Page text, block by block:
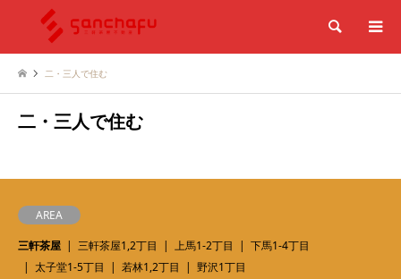
検索
二・三人で住む
二・三人で住む
AREA
三軒茶屋
三軒茶屋1,2丁目 上馬1-2丁目
下馬1-4丁目
太子堂1-5丁目
若林1,2丁目
野沢1丁目